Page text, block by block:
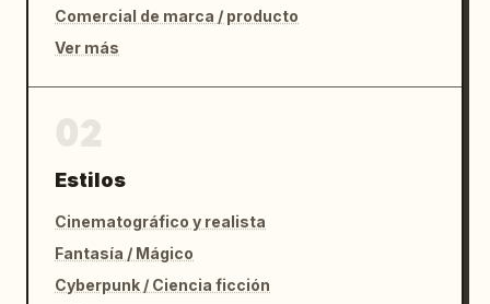
Comercial de marca / producto
Ver más
Estilos
Cinematográfico y realista
Fantasía / Mágico
Cyberpunk / Ciencia ficción